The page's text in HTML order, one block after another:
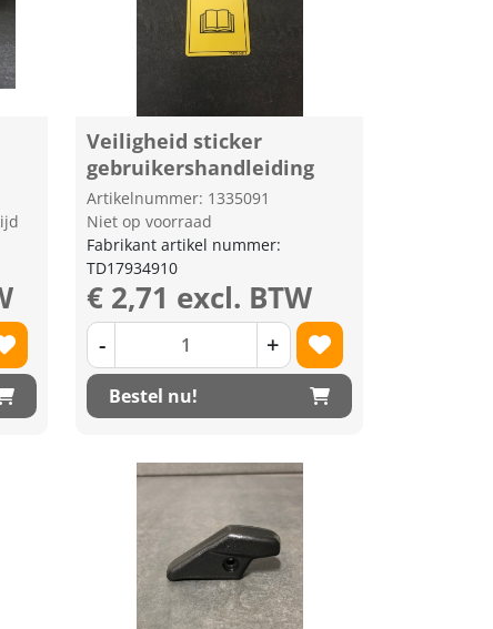
Veiligheid sticker
gebruikershandleiding
Artikelnummer: 1335091
Niet op voorraad
Fabrikant artikel nummer:
TD17934910
€ 2,71 excl. BTW
- +
Bestel nu!